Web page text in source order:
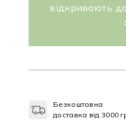
відкривають
Безкоштовна
доставка від 3000